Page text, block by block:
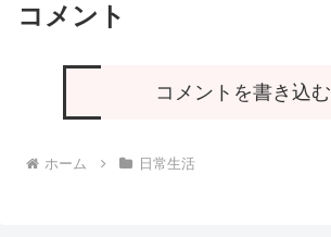
コメント
コメントを書き込む
ホーム 日常生活